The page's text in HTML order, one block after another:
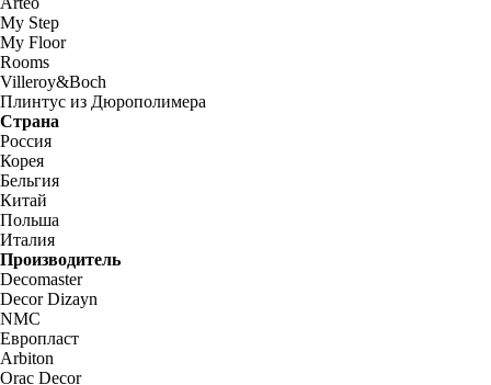
My Step
My Floor
Rooms
Villeroy&Boch
Плинтус из Дюрополимера
Страна
Россия
Корея
Бельгия
Китай
Польша
Италия
Производитель
Decomaster
Decor Dizayn
NMC
Европласт
Arbiton
Orac Decor